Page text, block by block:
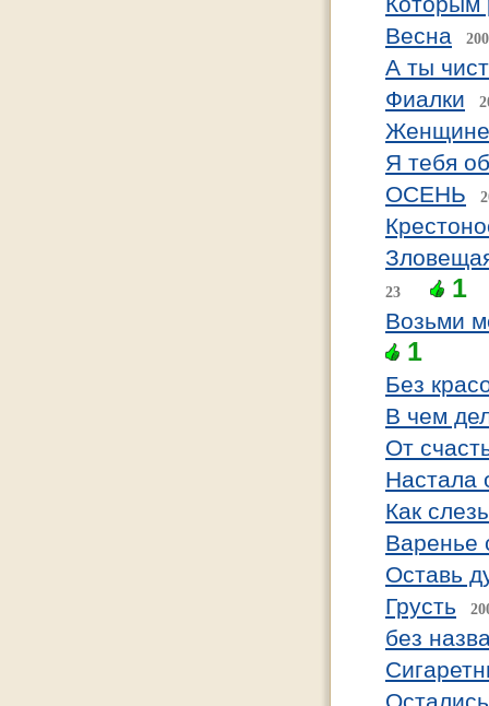
Весна
А ты
Фиалки
Женщине
Я тебя
ОСЕНЬ
23 1
Возьми
1
Без
В чем
От
Настала
Как
Варенье
Оставь
Грусть
без